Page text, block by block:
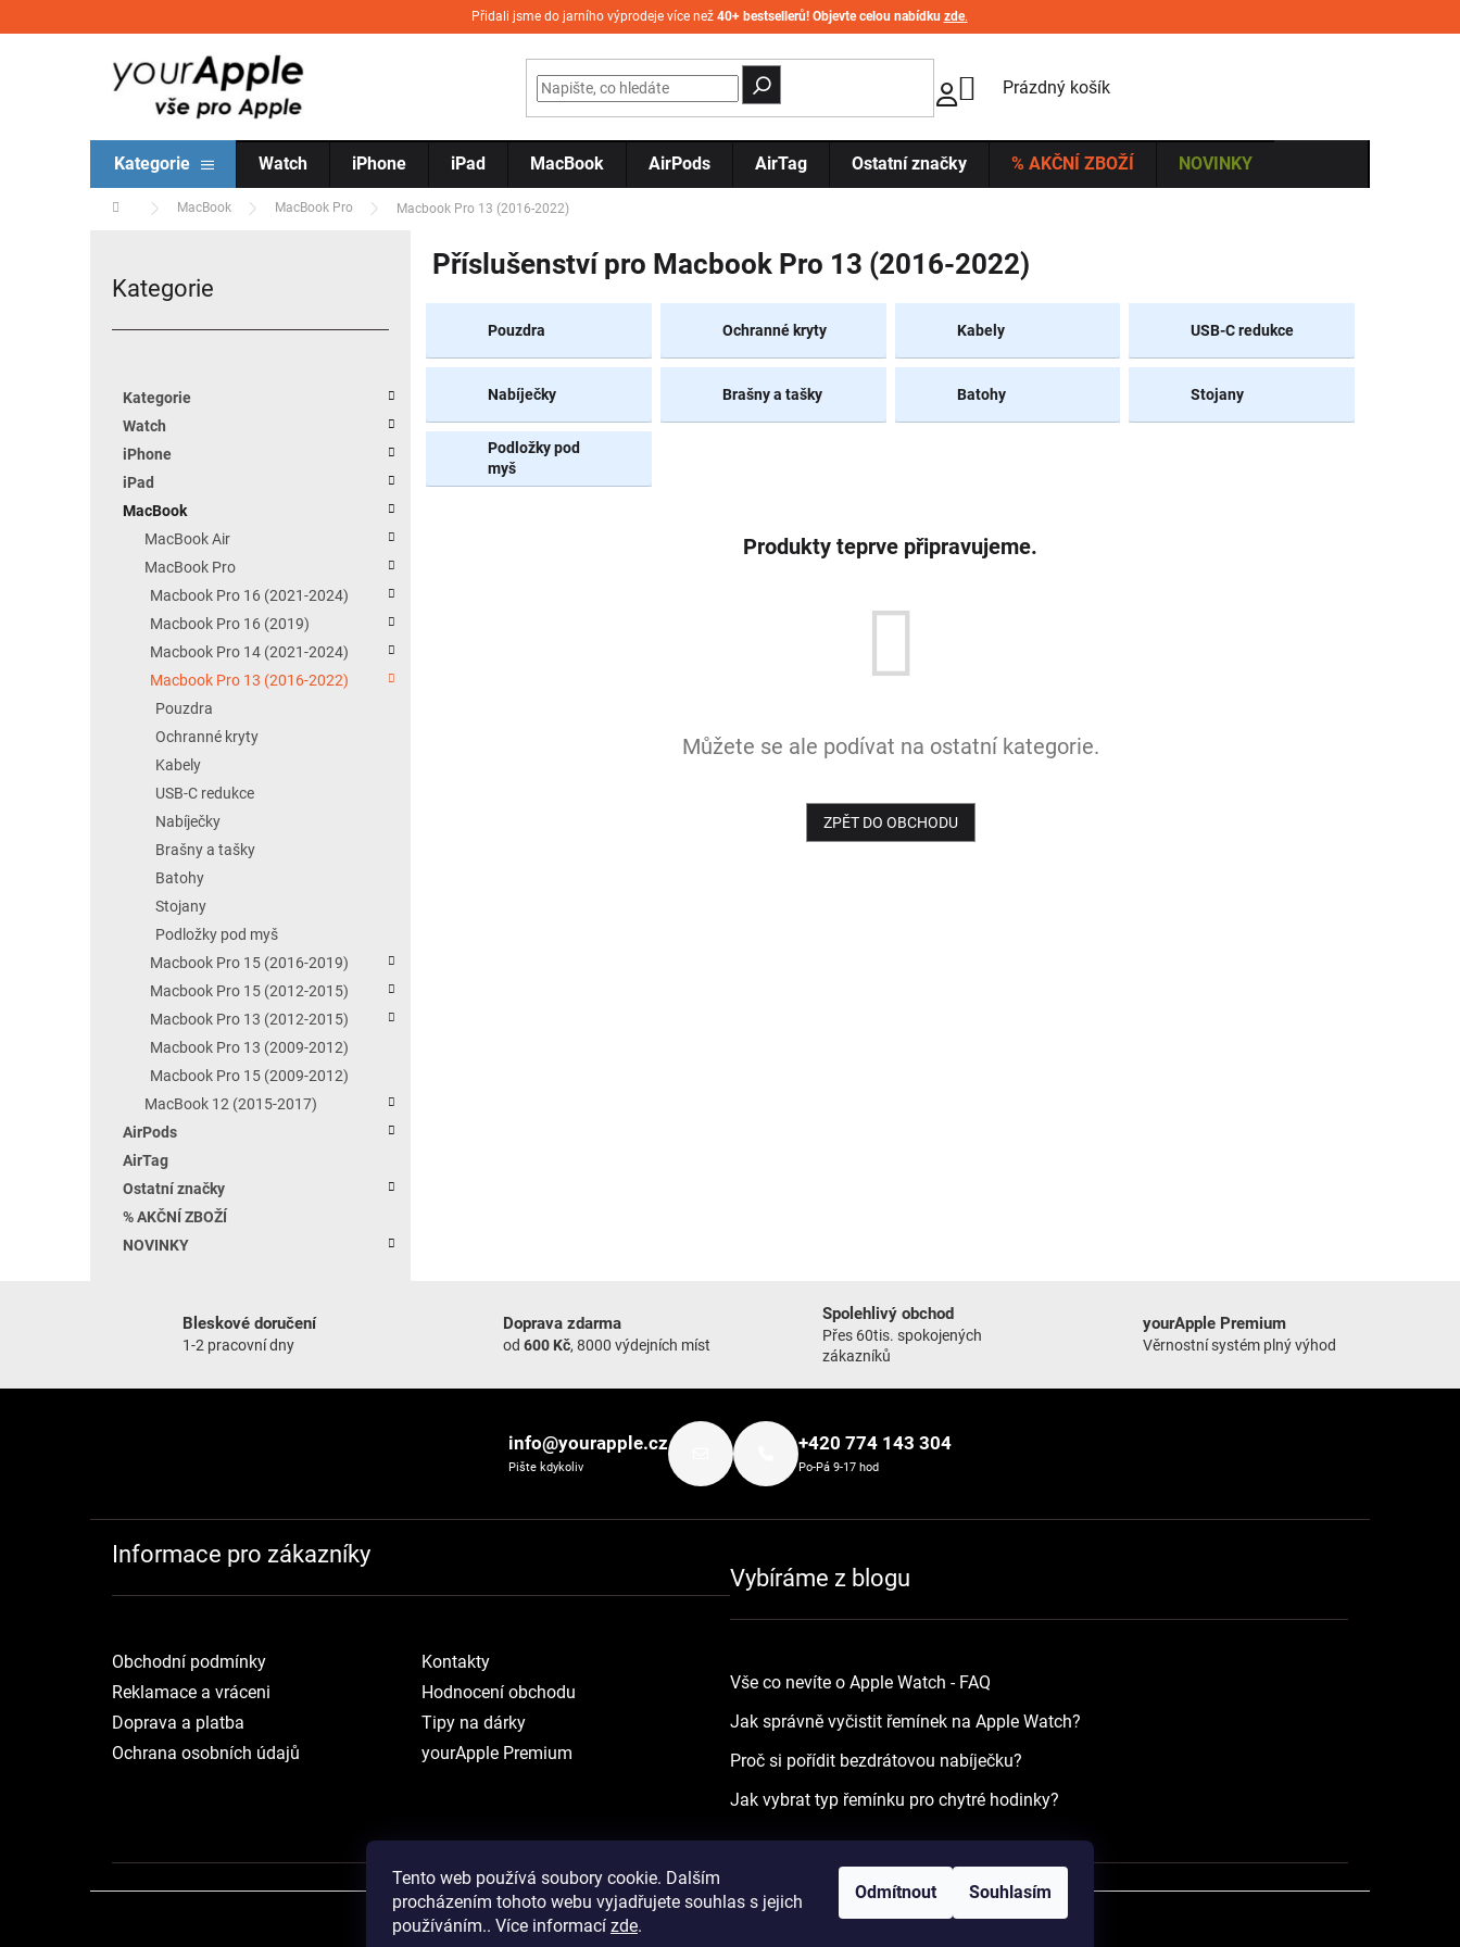
Tento web používá soubory cookie. Dalším
procházením tohoto webu vyjadřujete souhlas s jejich
používáním.. Více informací zde.
Odmítnout Souhlasím
Přidali jsme do jarního výprodeje více než 40+ bestsellerů! Objevte celou nabídku zde.
NÁKUPNÍ KOŠÍK
Prázdný košík
Kategorie Watch iPhone iPad MacBook AirPods AirTag Ostatní značky % AKČNÍ ZBOŽÍ NOVINKY
Domů MacBook MacBook Pro Macbook Pro 13 (2016-2022)
Přeskočit kategorie
Kategorie
Kategorie
Watch
iPhone
iPad
MacBook
MacBook Air
MacBook Pro
Macbook Pro 16 (2021-2024)
Macbook Pro 16 (2019)
Macbook Pro 14 (2021-2024)
Macbook Pro 13 (2016-2022)
Pouzdra
Ochranné kryty
Kabely
USB-C redukce
Nabíječky
Brašny a tašky
Batohy
Stojany
Podložky pod myš
Macbook Pro 15 (2016-2019)
Macbook Pro 15 (2012-2015)
Macbook Pro 13 (2012-2015)
Macbook Pro 13 (2009-2012)
Macbook Pro 15 (2009-2012)
MacBook 12 (2015-2017)
AirPods
AirTag
Ostatní značky
% AKČNÍ ZBOŽÍ
NOVINKY
Příslušenství pro Macbook Pro 13 (2016-2022)
Pouzdra Ochranné kryty Kabely USB-C redukce
Nabíječky Brašny a tašky Batohy Stojany
Podložky pod
myš
Produkty teprve připravujeme.
Můžete se ale podívat na ostatní kategorie.
ZPĚT DO OBCHODU
Bleskové doručení
1-2 pracovní dny
Doprava zdarma
od 600 Kč, 8000 výdejních míst
Spolehlivý obchod
Přes 60tis. spokojených
zákazníků
yourApple Premium
Věrnostní systém plný výhod
info@yourapple.cz
Pište kdykoliv
+420 774 143 304
Po-Pá 9-17 hod
Informace pro zákazníky
Obchodní podmínky
Reklamace a vráceni
Doprava a platba
Ochrana osobních údajů
Kontakty
Hodnocení obchodu
Tipy na dárky
yourApple Premium
Vybíráme z blogu
Vše co nevíte o Apple Watch - FAQ
Jak správně vyčistit řemínek na Apple Watch?
Proč si pořídit bezdrátovou nabíječku?
Jak vybrat typ řemínku pro chytré hodinky?
Vytvořil ShoptetCopyright 2026